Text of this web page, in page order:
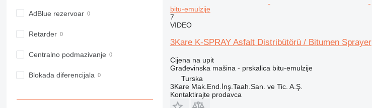
962
966
973
980
AdBlue rezervoar
Retarder
Centralno podmazivanje
Blokada diferencijala
bitu-emulzije
7
VIDEO
3Kare K-SPRAY Asfalt Distribütörü / Bitumen Sprayer
Cijena na upit
Građevinska mašina - prskalica bitu-emulzije
Turska
3Kare Mak.End.İnş.Taah.San. ve Tic. A.Ş.
Kontaktirajte prodavca